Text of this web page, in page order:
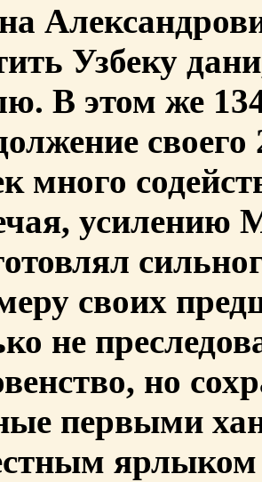
Узбеку
В этом же
своего
много
усилению
своих
не
но
первыми